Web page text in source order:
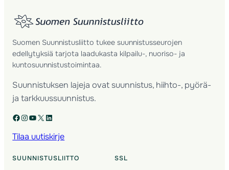
Suomen Suunnistusliitto tukee suunnistusseurojen
edellytyksiä tarjota laadukasta kilpailu-, nuoriso- ja
kuntosuunnistustoimintaa.
Suunnistuksen lajeja ovat suunnistus, hiihto-, pyörä-
ja tarkkuussuunnistus.
Facebook Instagram YouTube X LinkedIn
Tilaa uutiskirje
SUUNNISTUSLIITTO SSL